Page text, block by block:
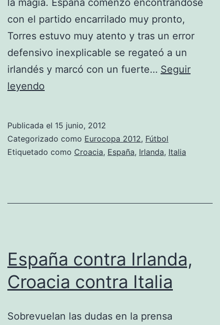
con el partido encarrilado muy pronto,
Torres estuvo muy atento y tras un error
defensivo inexplicable se regateó a un
irlandés y marcó con un fuerte… Seguir
leyendo
magia
Publicada el 15 junio, 2012
Categorizado como Eurocopa 2012, Fútbol
Etiquetado como Croacia, España, Irlanda, Italia
España contra Irlanda,
Croacia contra Italia
Sobrevuelan las dudas en la prensa